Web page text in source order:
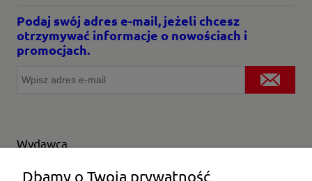
Podaj swój adres e-mail, jeżeli chcesz
otrzymywać informacje o nowościach i
promocjach.
Wydawca
Wybierz producenta
Dbamy o Twoją prywatność